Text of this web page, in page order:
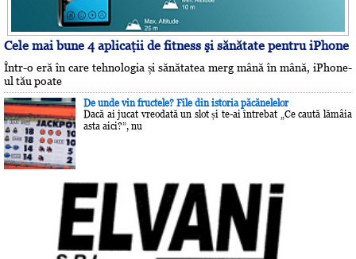
Cele mai bune 4 aplicaţii de fitness şi sănătate pentru iPhone
Într-o eră în care tehnologia și sănătatea merg mână în mână, iPhone-
ul tău poate
De unde vin fructele? File din istoria păcănelelor
Dacă ai jucat vreodată un slot și te-ai întrebat „Ce caută lămâia
asta aici?”, nu